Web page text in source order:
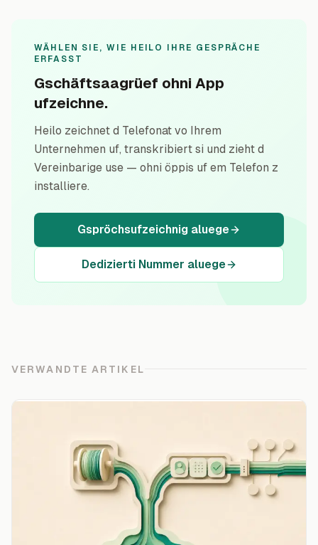
WÄHLEN SIE, WIE HEILO IHRE GESPRÄCHE
ERFASST
Gschäftsaagrüef ohni App
ufzeichne.
Heilo zeichnet d Telefonat vo Ihrem
Unternehmen uf, transkribiert si und zieht d
Vereinbarige use — ohni öppis uf em Telefon z
installiere.
Gspröchsufzeichnig aluege
Dedizierti Nummer aluege
VERWANDTE ARTIKEL